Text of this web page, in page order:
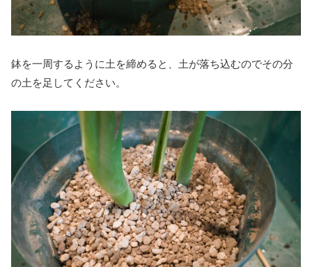
鉢を一周するように土を締めると、土が落ち込むのでその分
の土を足してください。